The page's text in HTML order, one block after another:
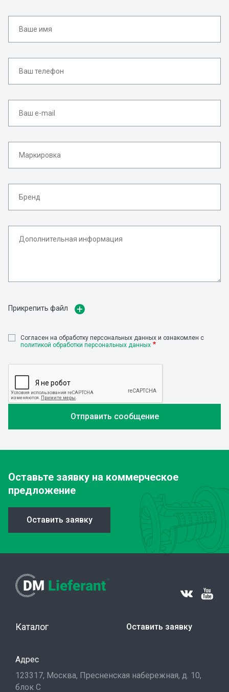
Прикрепить файл
Cогласен на обработку персональных данных и ознакомлен с
политикой обработки персональных данных
Оставьте заявку на коммерческое
предложение
Оставить заявку
Каталог Оставить заявку
Адрес
123317, Москва, Пресненская набережная, д. 10,
блок С